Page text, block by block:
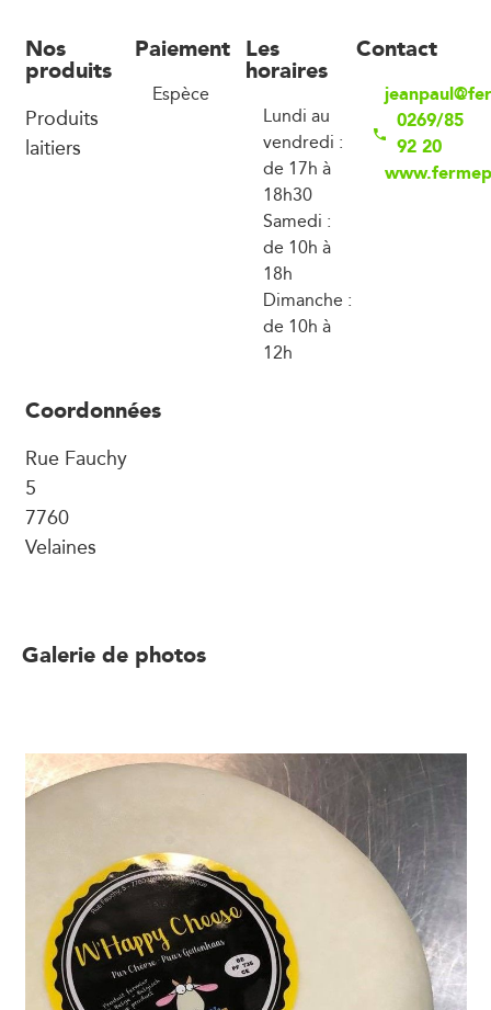
Nos
produits
Produits
laitiers
Paiement
Espèce
Les
horaires
Lundi au
vendredi :
de 17h à
18h30
Samedi :
de 10h à
18h
Dimanche :
de 10h à
12h
Contact
0269/85
92 20
Coordonnées
Rue Fauchy
5
7760
Velaines
Galerie de photos